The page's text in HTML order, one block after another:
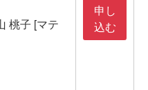
桃子 [マテ
申し
込む